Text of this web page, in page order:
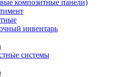
композитные панели)
инвентарь
системы